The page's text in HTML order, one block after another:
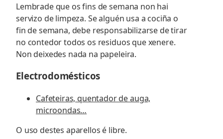
Lembrade que os fins de semana non hai
servizo de limpeza. Se alguén usa a cociña o
fin de semana, debe responsabilizarse de tirar
no contedor todos os residuos que xenere.
Non deixedes nada na papeleira.
Electrodomésticos
Cafeteiras, quentador de auga,
microondas…
O uso destes aparellos é libre.